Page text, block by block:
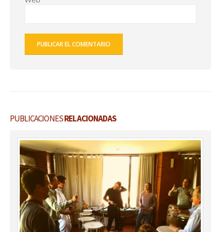
PUBLICACIONESRELACIONADAS